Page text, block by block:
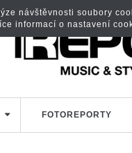
FOTOREPORTY
návštěvnosti soubory
informací o nastavení